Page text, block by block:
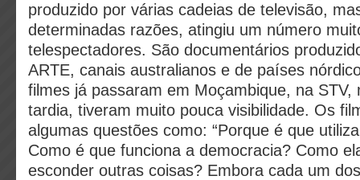
produzido por várias cadeias de televisão,
determinadas razões, atingiu um número
telespectadores. São documentários
ARTE, canais australianos e de países
filmes já passaram em Moçambique, na STV,
tardia, tiveram muito pouca visibilidade. Os
algumas questões como: “Porque é que
Como é que funciona a democracia? Como
esconder outras coisas? Embora cada um